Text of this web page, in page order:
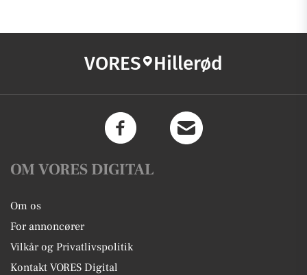
VORES Hillerød
OM VORES DIGITAL
Om os
For annoncører
Vilkår og Privatlivspolitik
Kontakt VORES Digital